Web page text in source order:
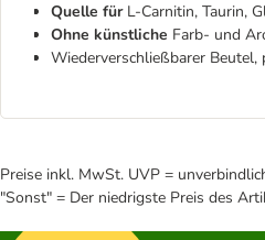
Quelle fürL-Carnitin, Taurin,
Ohne künstliche Farb- und
Wiederverschließbarer Beutel,
Preise inkl. MwSt. UVP =
"Sonst" = Der niedrigste Preis des